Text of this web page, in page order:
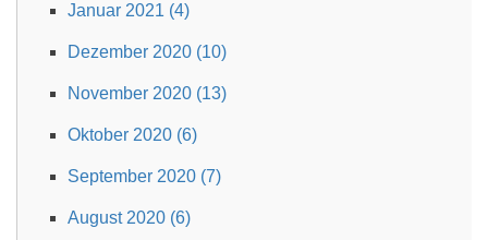
Januar 2021 (4)
Dezember 2020 (10)
November 2020 (13)
Oktober 2020 (6)
September 2020 (7)
August 2020 (6)